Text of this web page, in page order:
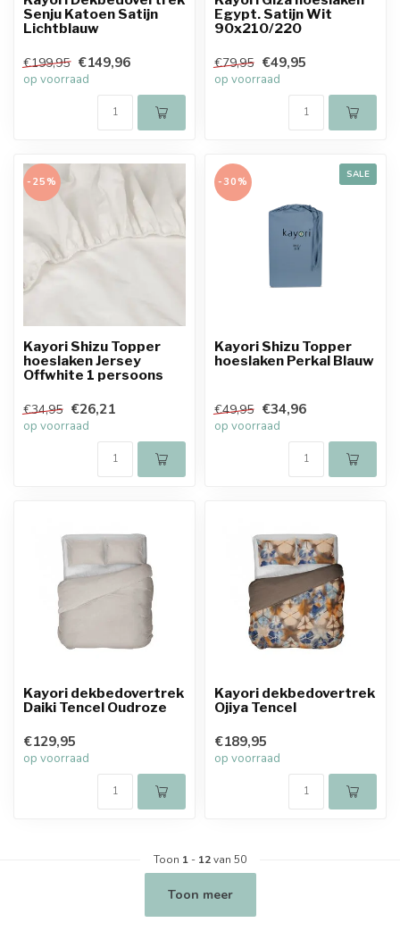
Senju Katoen Satijn
Lichtblauw
€199,95 €149,96
op voorraad
Egypt. Satijn Wit
90x210/220
€79,95 €49,95
op voorraad
-25%
Kayori Shizu Topper
hoeslaken Jersey
Offwhite 1 persoons
€34,95 €26,21
op voorraad
SALE
-30%
Kayori Shizu Topper
hoeslaken Perkal Blauw
€49,95 €34,96
op voorraad
Kayori dekbedovertrek
Daiki Tencel Oudroze
€129,95
op voorraad
Kayori dekbedovertrek
Ojiya Tencel
€189,95
op voorraad
Toon 1 - 12van 50
Toon meer